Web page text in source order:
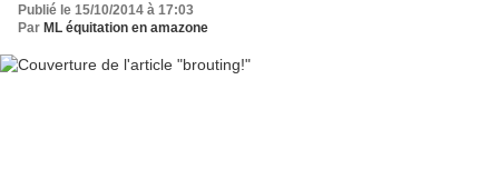
Publié le 15/10/2014 à 17:03
Par ML équitation en amazone